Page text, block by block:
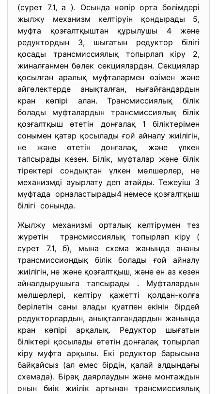
(сүрет 7.1, а ). Осында көпір орта бөлімдері
жылжу механизм келтіруін қондырады 5,
муфта қозғалтқыштан құрылушы 4 және
редуктордын 3, шығатын редуктор білігі
қосады трансмиссиялық топырлап кіру 2,
жиналғанмен бөлек секциялардан. Секциялар
қосылған аралық муфталармен өзімен және
айгөлектерде анықталған, нығайғандардын
кран көпірі алан. Трансмиссиялық білік
болады муфталардын трансмиссиялық білік
қозғалтқыш өтетін донғалақ 1 біліктерімен
сонымен қатар қосылады ғой айналу жиілігін,
не және өтетін донғалақ, және үлкен
тапсырады кезен. Білік, муфталар және білік
тіректері сондықтан үлкен мөлшерлер, не
механизмді ауырлату деп атайды. Тежеуіш 3
муфтада орналастырады4 немесе қозғалтқыш
білігі сонында.
Жылжу механизмі орталық келтірумен тез
жүретін трансмиссиялық топырлап кіру (
сүрет 7.1, б), мына схема жанында ананы
трансмиссиондық білік болады ғой айналу
жиілігін, не және қозғалтқыш, және ен аз кезен
айналдырушыға тапсырады . Муфталардын
мөлшерлері, келтіру қажетті қолдан-колға
берілетін саны алады қуатпен екінін бірдей
редукторлардын, анықталғандардын жанында
кран көпірі арқалық. Редуктор шығатын
біліктері қосылады өтетін донғалақ топырлап
кіру муфта арқылы. Екі редуктор барысына
байқайсыз (ал емес бірдін, қалай алдындағы
схемада). Бірақ даярлаудын және монтаждын
онын биік жиілік артынан трансмиссиялық